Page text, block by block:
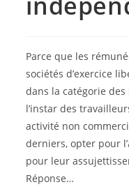
Parce que les
sociétés d’exercice
dans la catégorie
l’instar des
activité non
derniers, opter pour
pour leur
Réponse…